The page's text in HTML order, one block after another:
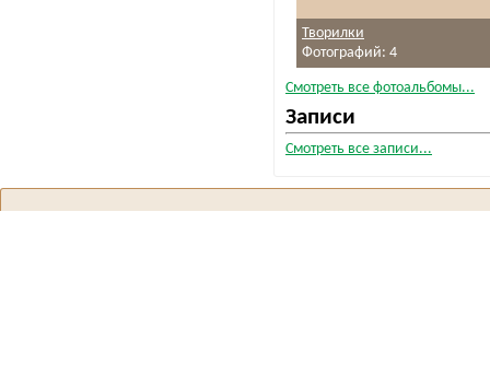
Творилки
Фотографий: 4
Смотреть все фотоальбомы...
Записи
Смотреть все записи...